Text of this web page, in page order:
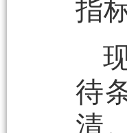
指
待
清